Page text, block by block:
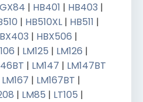
GX84 | HB401 | HB403 |
| HB510XL | HB511 |
| HBX506 |
| LM125 | LM126 |
| LM147 | LM147BT
LM167 | LM167BT |
| LM85 | LT105 |